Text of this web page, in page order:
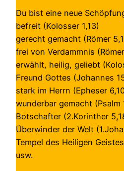
Du bist eine neue
befreit (Kolosser 1,13)
gerecht gemacht (Römer
frei von Verdammnis
erwählt, heilig, geliebt
Freund Gottes (Johannes
stark im Herrn (Epheser
wunderbar gemacht (Psalm
Botschafter (2.Korinther
Überwinder der Welt
Tempel des Heiligen
usw.